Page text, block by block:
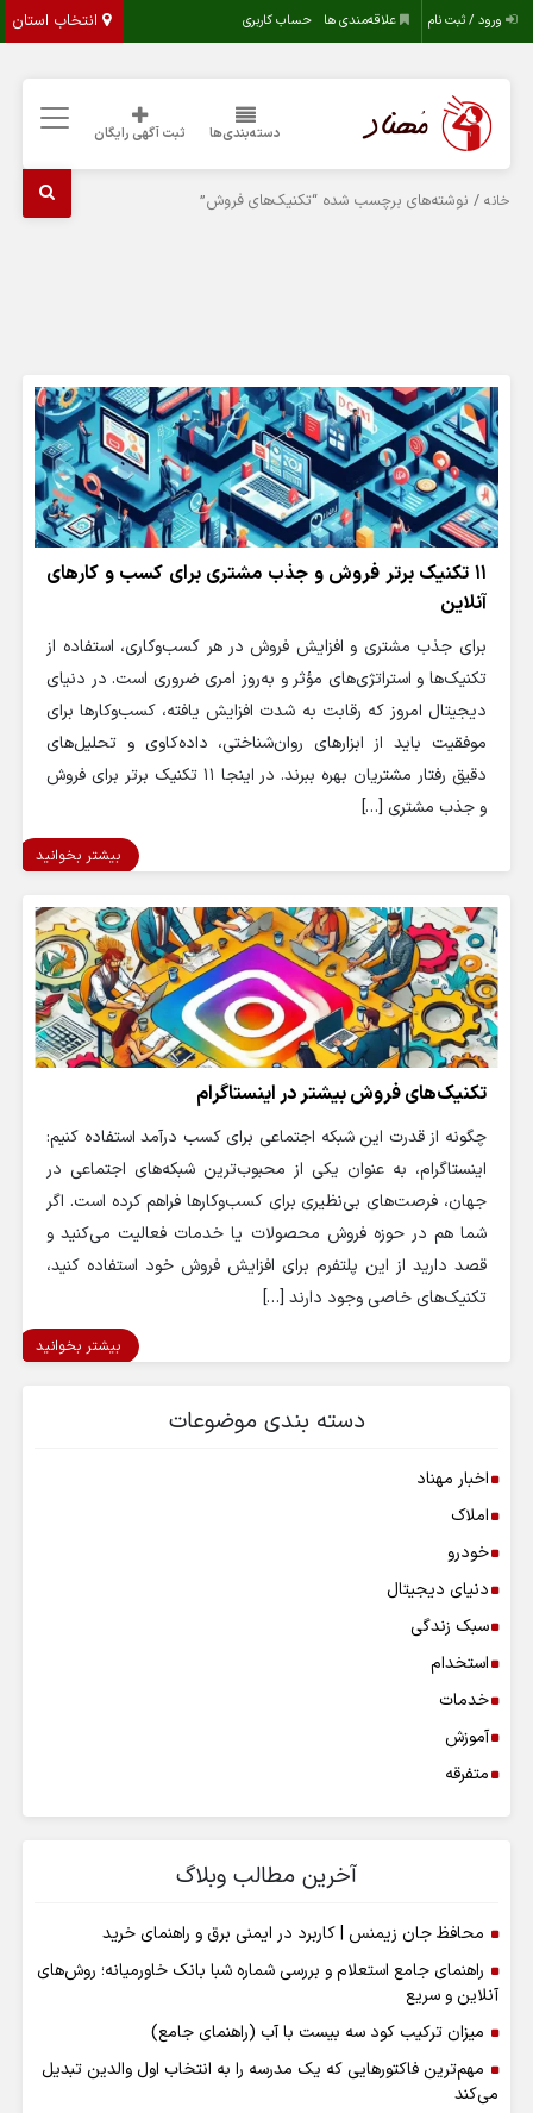
انتخاب استان ورود / ثبت نام علاقه‌مندی ها حساب کاربری
دسته‌بندی‌ها ثبت آگهی رایگان
خانه / نوشته‌های برچسب شده “تکنیک‌های فروش”
11 تکنیک برتر فروش و جذب مشتری برای کسب و کارهای
آنلاین
برای جذب مشتری و افزایش فروش در هر کسب‌وکاری، استفاده از
تکنیک‌ها و استراتژی‌های مؤثر و به‌روز امری ضروری است. در دنیای
دیجیتال امروز که رقابت به شدت افزایش یافته، کسب‌وکارها برای
موفقیت باید از ابزارهای روان‌شناختی، داده‌کاوی و تحلیل‌های
دقیق رفتار مشتریان بهره ببرند. در اینجا 11 تکنیک برتر برای فروش
و جذب مشتری […]
بیشتر بخوانید
تکنیک‌های فروش بیشتر در اینستاگرام
چگونه از قدرت این شبکه اجتماعی برای کسب درآمد استفاده کنیم:
اینستاگرام، به عنوان یکی از محبوب‌ترین شبکه‌های اجتماعی در
جهان، فرصت‌های بی‌نظیری برای کسب‌وکارها فراهم کرده است. اگر
شما هم در حوزه فروش محصولات یا خدمات فعالیت می‌کنید و
قصد دارید از این پلتفرم برای افزایش فروش خود استفاده کنید،
تکنیک‌های خاصی وجود دارند […]
بیشتر بخوانید
دسته بندی موضوعات
اخبار مهناد
املاک
خودرو
دنیای دیجیتال
سبک زندگی
استخدام
خدمات
آموزش
متفرقه
آخرین مطالب وبلاگ
محافظ جان زیمنس | کاربرد در ایمنی برق و راهنمای خرید
راهنمای جامع استعلام و بررسی شماره شبا بانک خاورمیانه؛ روش‌های
آنلاین و سریع
میزان ترکیب کود سه بیست با آب (راهنمای جامع)
مهم‌ترین فاکتورهایی که یک مدرسه را به انتخاب اول والدین تبدیل
می‌کند